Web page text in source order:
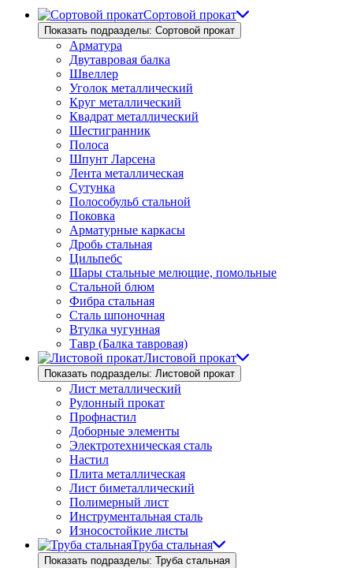
Сортовой прокат
Показать подразделы: Сортовой прокат
Арматура
Двутавровая балка
Швеллер
Уголок металлический
Круг металлический
Квадрат металлический
Шестигранник
Полоса
Шпунт Ларсена
Лента металлическая
Сутунка
Полособульб стальной
Поковка
Арматурные каркасы
Дробь стальная
Цильпебс
Шары стальные мелющие, помольные
Стальной блюм
Фибра стальная
Сталь шпоночная
Втулка чугунная
Тавр (Балка тавровая)
Листовой прокат
Показать подразделы: Листовой прокат
Лист металлический
Рулонный прокат
Профнастил
Доборные элементы
Электротехническая сталь
Настил
Плита металлическая
Лист биметаллический
Полимерный лист
Инструментальная сталь
Износостойкие листы
Труба стальная
Показать подразделы: Труба стальная